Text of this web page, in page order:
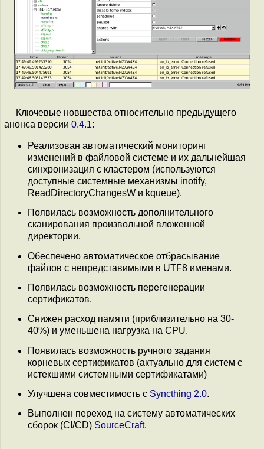
Ключевые новшества относительно предыдущего
анонса версии 0.4.1:
Реализован автоматический мониторинг
изменений в файловой системе и их дальнейшая
синхронизация с кластером (используются
доступные системные механизмы inotify,
ReadDirectoryChangesW и kqueue).
Появилась возможность дополнительного
сканирования произвольной вложенной
директории.
Обеспечено автоматическое отбрасывание
файлов с непредставимыми в UTF8 именами.
Появилась возможность перегенерации
сертификатов.
Снижен расход памяти (приблизительно на 30-
40%) и уменьшена нагрузка на CPU.
Появилась возможность ручного задания
корневых сертификатов (актуально для систем c
истекшими системными сертификатами)
Улучшена совместимость с Syncthing 2.0.
Выполнен переход на систему автоматических
сборок (CI/CD) SourceCraft.